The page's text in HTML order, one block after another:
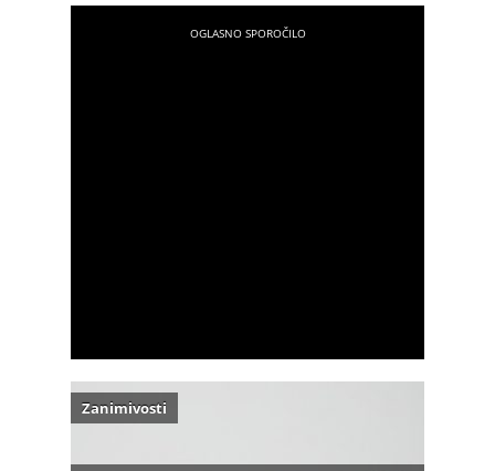
Zanimivosti